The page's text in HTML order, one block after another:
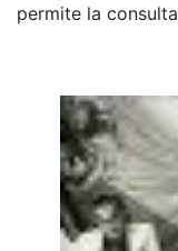
permite la